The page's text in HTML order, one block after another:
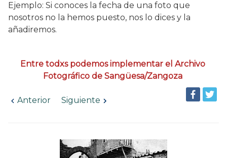
Ejemplo: Si conoces la fecha de una foto que
nosotros no la hemos puesto, nos lo dices y la
añadiremos.
Entre todxs podemos implementar el Archivo
Fotográfico de Sangüesa/Zangoza
Anterior Siguiente